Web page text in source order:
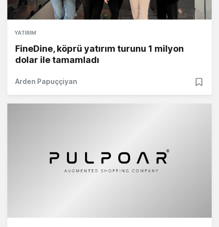
YATIRIM
FineDine, köprü yatırım turunu 1 milyon
dolar ile tamamladı
Arden Papuççiyan